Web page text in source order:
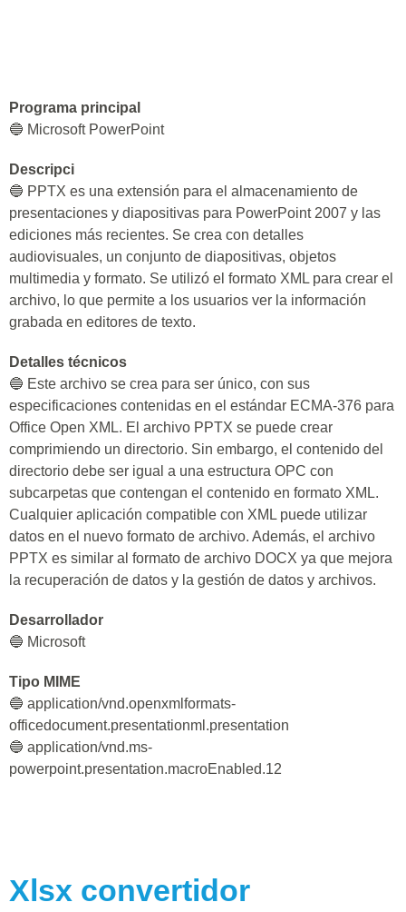
Programa principal
🔵 Microsoft PowerPoint
Descripci
🔵 PPTX es una extensión para el almacenamiento de
presentaciones y diapositivas para PowerPoint 2007 y las
ediciones más recientes. Se crea con detalles
audiovisuales, un conjunto de diapositivas, objetos
multimedia y formato. Se utilizó el formato XML para crear el
archivo, lo que permite a los usuarios ver la información
grabada en editores de texto.
Detalles técnicos
🔵 Este archivo se crea para ser único, con sus
especificaciones contenidas en el estándar ECMA-376 para
Office Open XML. El archivo PPTX se puede crear
comprimiendo un directorio. Sin embargo, el contenido del
directorio debe ser igual a una estructura OPC con
subcarpetas que contengan el contenido en formato XML.
Cualquier aplicación compatible con XML puede utilizar
datos en el nuevo formato de archivo. Además, el archivo
PPTX es similar al formato de archivo DOCX ya que mejora
la recuperación de datos y la gestión de datos y archivos.
Desarrollador
🔵 Microsoft
Tipo MIME
🔵 application/vnd.openxmlformats-
officedocument.presentationml.presentation
🔵 application/vnd.ms-
powerpoint.presentation.macroEnabled.12
Xlsx convertidor